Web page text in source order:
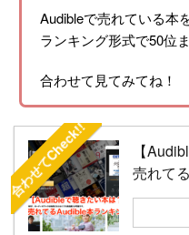
Audibleで売れている本
ランキング形式で50位
合わせて見てみてね！
合わせてCheck!!
【
売れて